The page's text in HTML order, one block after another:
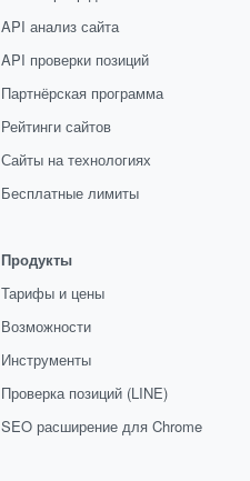
API анализ сайта
API проверки позиций
Партнёрская программа
Рейтинги сайтов
Сайты на технологиях
Бесплатные лимиты
Продукты
Тарифы и цены
Возможности
Инструменты
Проверка позиций (LINE)
SEO расширение для Chrome